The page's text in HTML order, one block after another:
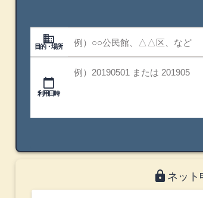
domain
目的・場所
calendar_today
利用日時
lock ネット